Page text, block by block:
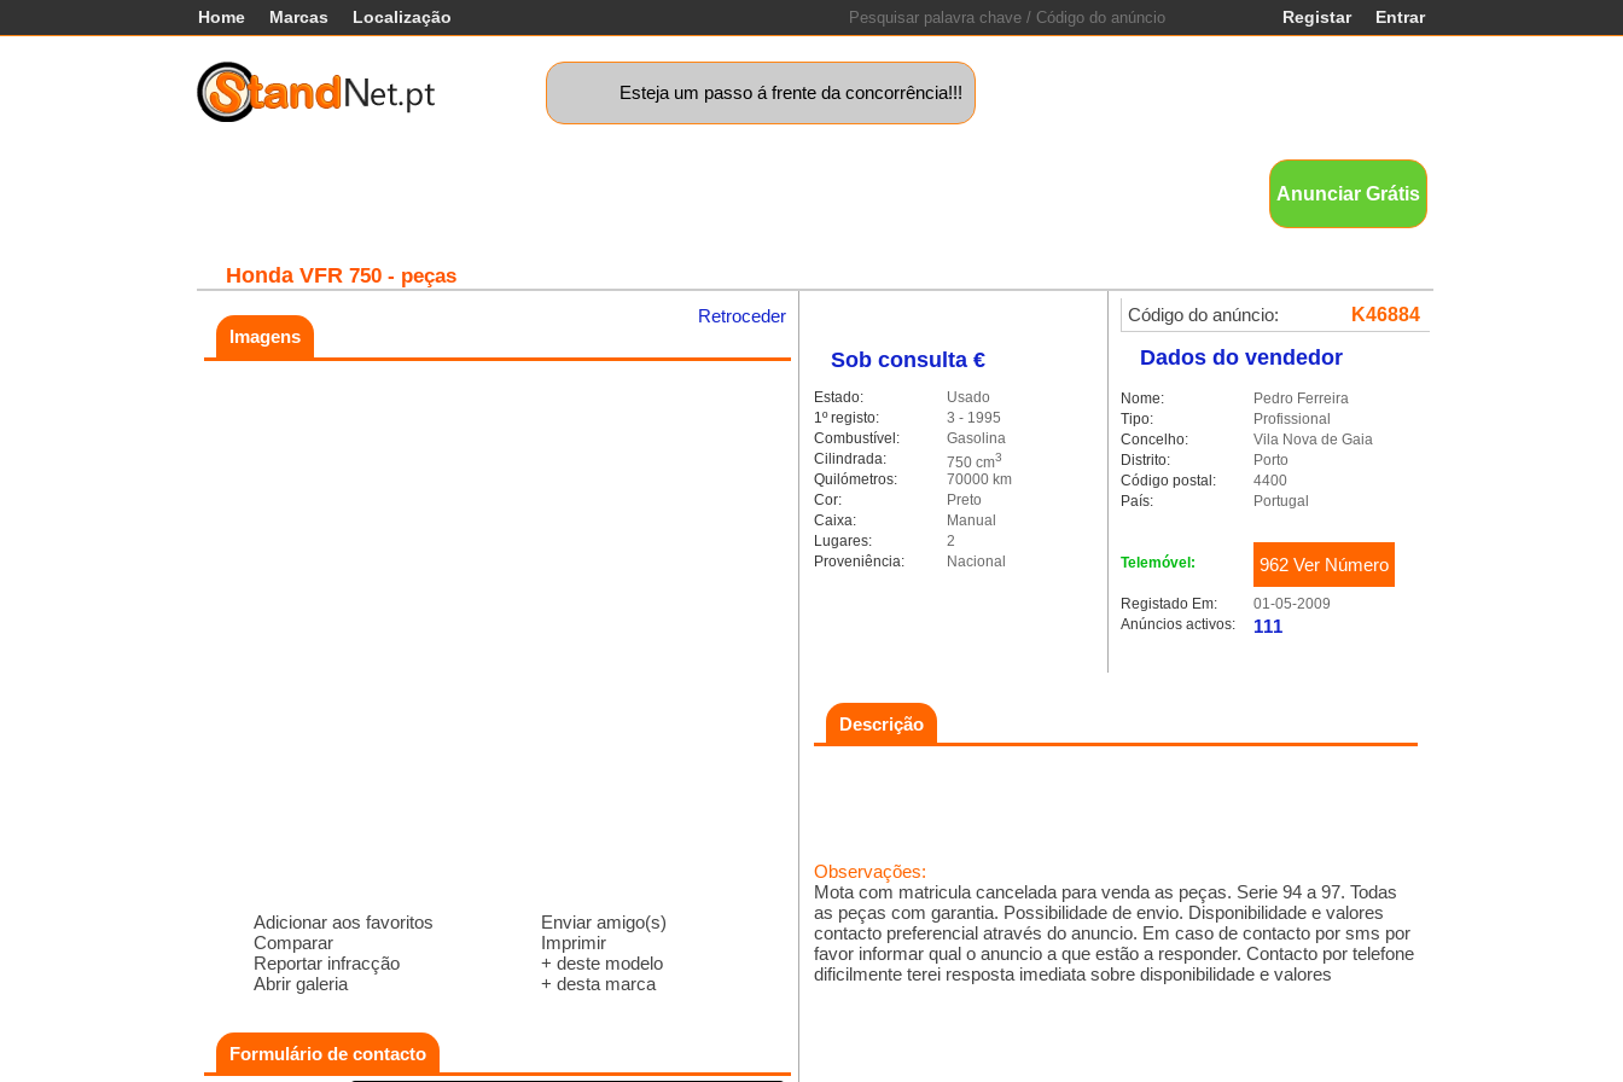
Home Marcas Localização Entrar
Registar
Esteja um passo á frente da concorrência!!!
Anunciar Grátis
Honda VFR 750 - peças
Retroceder
Imagens
Adicionar aos favoritos
Comparar
Reportar infracção
Abrir galeria
Enviar amigo(s)
Imprimir
+ deste modelo
+ desta marca
Formulário de contacto
Sob consulta €
Estado:
Usado
1º registo:
3 - 1995
Combustível:
Gasolina
Cilindrada:
750 cm3
Quilómetros:
70000 km
Cor:
Preto
Caixa:
Manual
Lugares:
2
Proveniência:
Nacional
Descrição
Observações:
Mota com matricula cancelada para venda as peças. Serie 94 a 97. Todas
as peças com garantia. Possibilidade de envio. Disponibilidade e valores
contacto preferencial através do anuncio. Em caso de contacto por sms por
favor informar qual o anuncio a que estão a responder. Contacto por telefone
dificilmente terei resposta imediata sobre disponibilidade e valores
K46884
Código do anúncio:
Dados do vendedor
Nome:
Pedro Ferreira
Tipo:
Profissional
Concelho:
Vila Nova de Gaia
Distrito:
Porto
Código postal:
4400
País:
Portugal
Telemóvel: 962 Ver Número
Registado Em:
01-05-2009
Anúncios activos:
111